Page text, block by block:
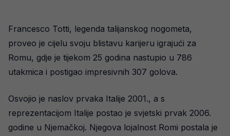
Francesco Totti, legenda talijanskog nogometa,
proveo je cijelu svoju blistavu karijeru igrajući za
Romu, gdje je tijekom 25 godina nastupio u 786
utakmica i postigao impresivnih 307 golova.
Osvojio je naslov prvaka Italije 2001., a s
reprezentacijom Italije postao je svjetski prvak 2006.
godine u Njemačkoj. Njegova lojalnost Romi postala je